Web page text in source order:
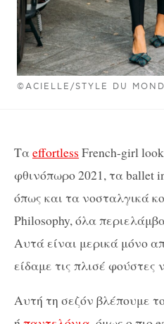
©ACIELLE/STYLE DU
Ταeffortless French-girl
φθινόπωρο 2021, τα ballet
όπως και τα νοσταλγικά
Philosophy, όλα
Αυτά είναι μερικά μόνο
είδαμε τις πλισέ φούστες
Αυτή τη σεζόν βλέπουμε